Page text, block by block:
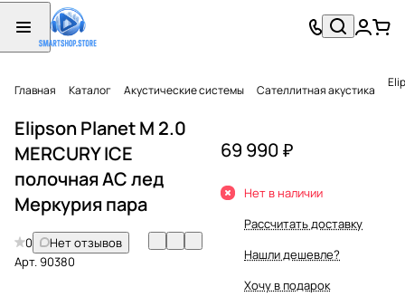
Главная Каталог Акустические системы Сателлитная акустика
Elipson Planet M 2.0
MERCURY ICE
полочная АС лед
Меркурия пара
0
Нет отзывов
Арт.90380
69 990 ₽
Нет в наличии
Рассчитать доставку
Нашли дешевле?
Хочу в подарок